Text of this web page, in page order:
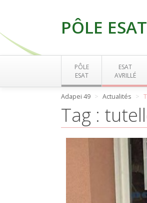
PÔLE ESAT
PÔLE
ESAT
ESAT
AVRILLÉ
Adapei 49 Actualités
Tag :